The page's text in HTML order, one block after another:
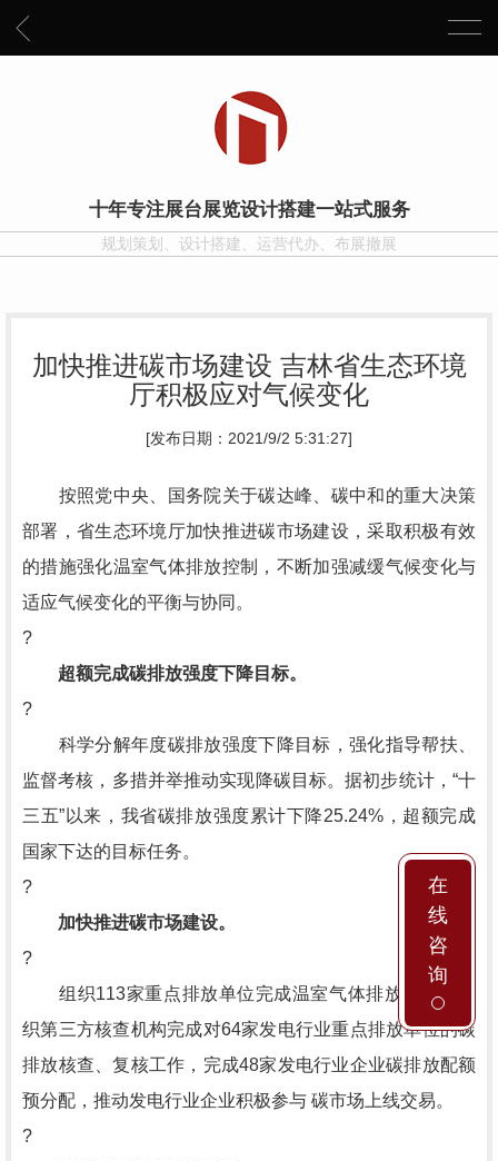
十年专注展台展览设计搭建一站式服务
规划策划、设计搭建、运营代办、布展撤展
加快推进碳市场建设 吉林省生态环境
厅积极应对气候变化
[发布日期：2021/9/2 5:31:27]
按照党中央、国务院关于碳达峰、碳中和的重大决策
部署，省生态环境厅加快推进碳市场建设，采取积极有效
的措施强化温室气体排放控制，不断加强减缓气候变化与
适应气候变化的平衡与协同。
?
超额完成碳排放强度下降目标。
?
科学分解年度碳排放强度下降目标，强化指导帮扶、
监督考核，多措并举推动实现降碳目标。据初步统计，“十
三五”以来，我省碳排放强度累计下降25.24%，超额完成
国家下达的目标任务。
?
加快推进碳市场建设。
?
组织113家重点排放单位完成温室气体排放报告，组
织第三方核查机构完成对64家发电行业重点排放单位的碳
排放核查、复核工作，完成48家发电行业企业碳排放配额
预分配，推动发电行业企业积极参与 碳市场上线交易。
?
在
线
咨
询